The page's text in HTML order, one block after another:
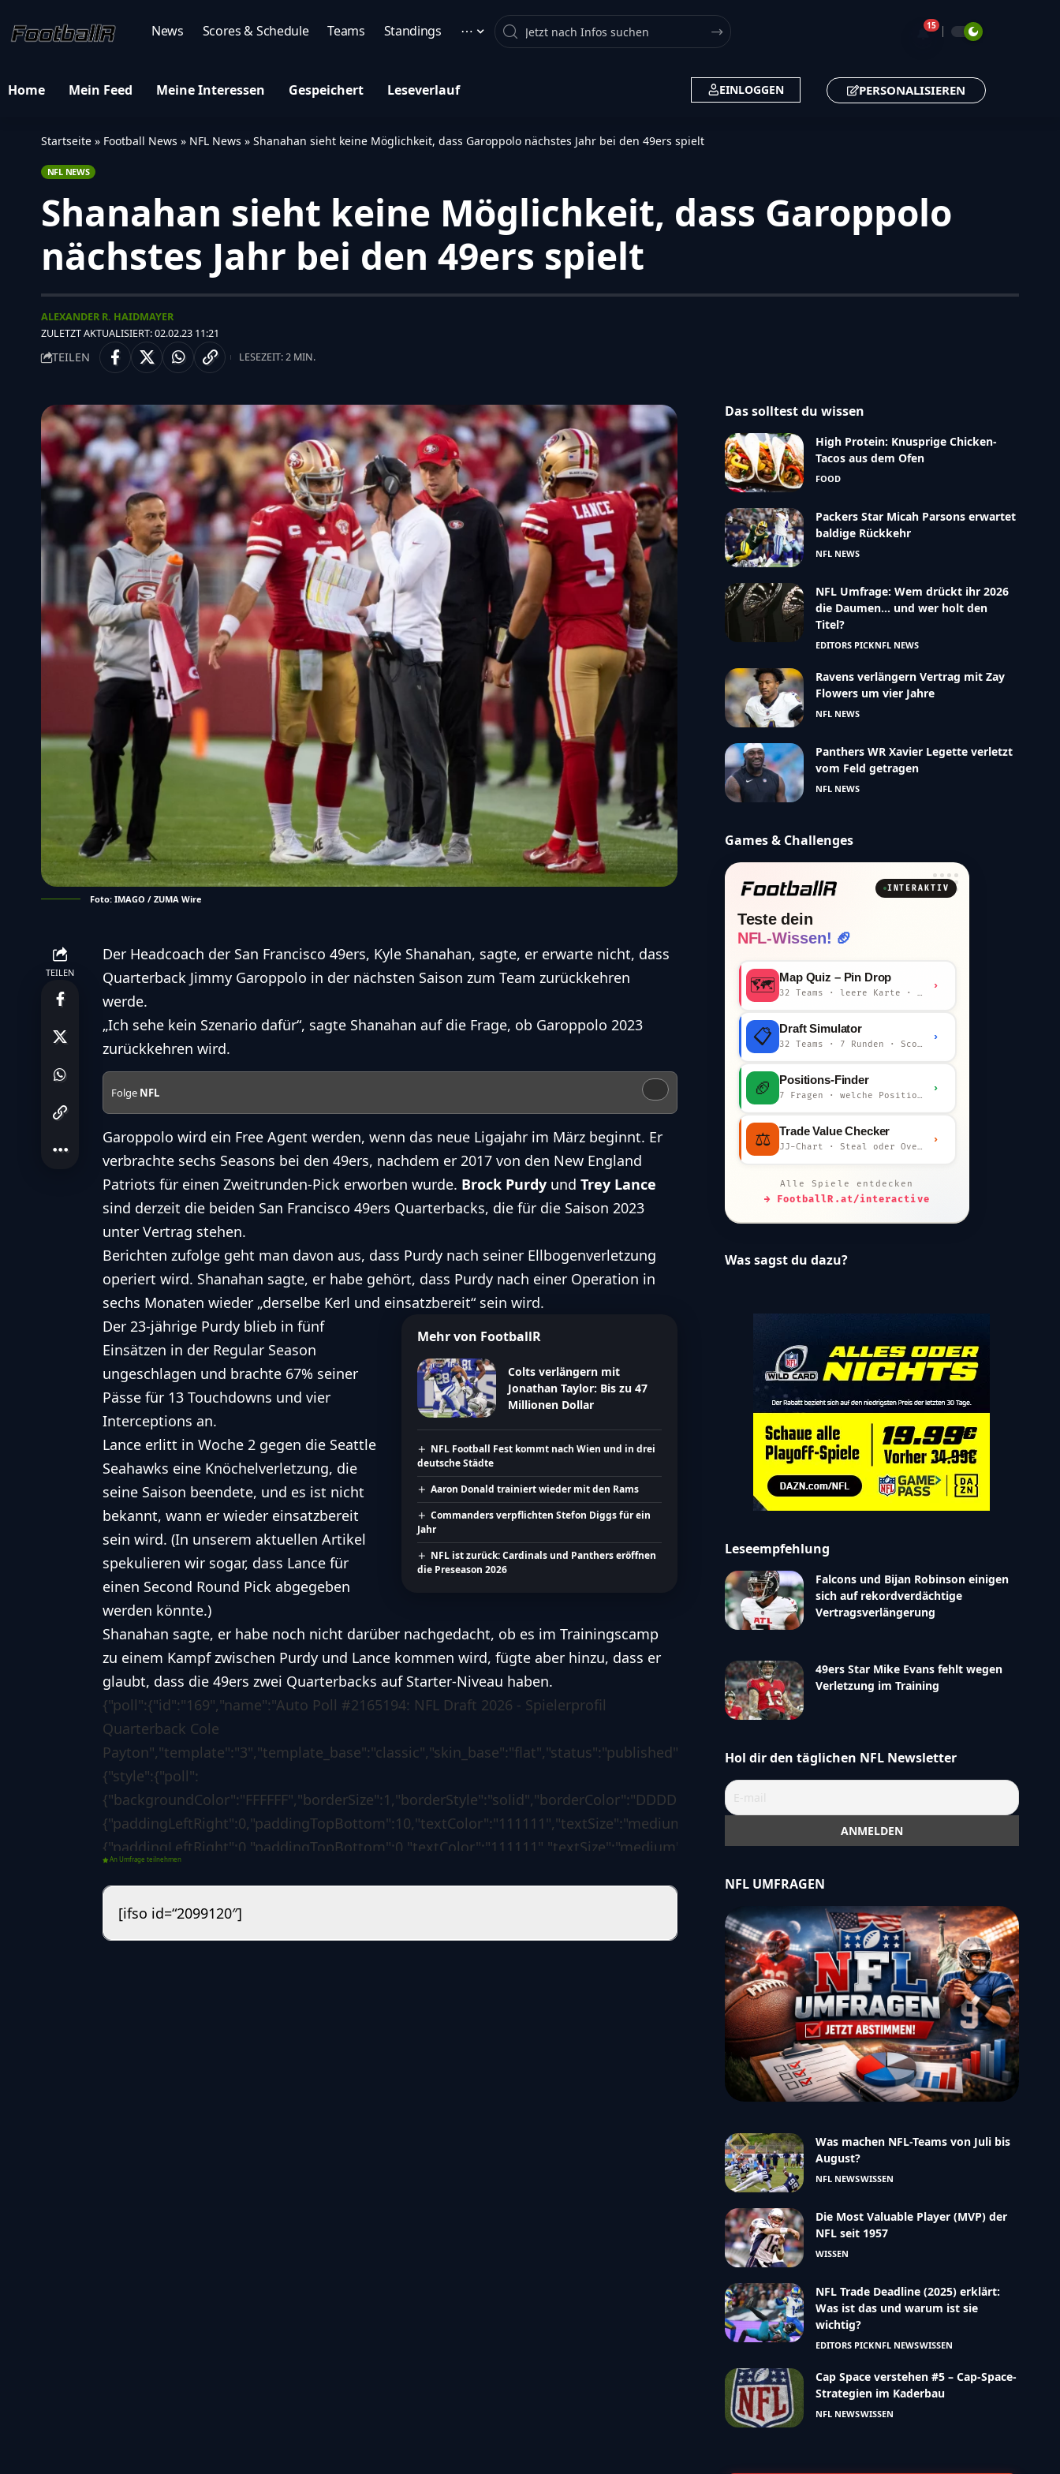
News Scores & Schedule Teams Standings ⋯ Search 🔔15
Home Mein Feed Meine Interessen Gespeichert Leseverlauf EINLOGGEN PERSONALISIEREN
Startseite » Football News » NFL News » Shanahan sieht keine Möglichkeit, dass Garoppolo nächstes Jahr bei den 49ers spielt
NFL NEWS
Shanahan sieht keine Möglichkeit, dass Garoppolo
nächstes Jahr bei den 49ers spielt
ZULETZT AKTUALISIERT: 02.02.23 11:21
ALEXANDER R. HAIDMAYER
TEILEN LESEZEIT: 2 MIN.
Foto: IMAGO / ZUMA Wire
TEILEN
Der Headcoach der San Francisco 49ers, Kyle Shanahan, sagte, er erwarte nicht, dass
Quarterback Jimmy Garoppolo in der nächsten Saison zum Team zurückkehren
werde.
„Ich sehe kein Szenario dafür“, sagte Shanahan auf die Frage, ob Garoppolo 2023
zurückkehren wird.
Folge NFL
Garoppolo wird ein Free Agent werden, wenn das neue Ligajahr im März beginnt. Er
verbrachte sechs Seasons bei den 49ers, nachdem er 2017 von den New England
Patriots für einen Zweitrunden-Pick erworben wurde. Brock Purdy und Trey Lance
sind derzeit die beiden San Francisco 49ers Quarterbacks, die für die Saison 2023
unter Vertrag stehen.
Berichten zufolge geht man davon aus, dass Purdy nach seiner Ellbogenverletzung
operiert wird. Shanahan sagte, er habe gehört, dass Purdy nach einer Operation in
sechs Monaten wieder „derselbe Kerl und einsatzbereit“ sein wird.
Mehr von FootballR
Colts verlängern mit
Jonathan Taylor: Bis zu 47
Millionen Dollar
NFL Football Fest kommt nach Wien und in drei
deutsche Städte
Aaron Donald trainiert wieder mit den Rams
Commanders verpflichten Stefon Diggs für ein
Jahr
NFL ist zurück: Cardinals und Panthers eröffnen
die Preseason 2026
Der 23-jährige Purdy blieb in fünf
Einsätzen in der Regular Season
ungeschlagen und brachte 67% seiner
Pässe für 13 Touchdowns und vier
Interceptions an.
Lance erlitt in Woche 2 gegen die Seattle
Seahawks eine Knöchelverletzung, die
seine Saison beendete, und es ist nicht
bekannt, wann er wieder einsatzbereit
sein wird. (In unserem aktuellen Artikel
spekulieren wir sogar, dass Lance für
einen Second Round Pick abgegeben
werden könnte.)
Shanahan sagte, er habe noch nicht darüber nachgedacht, ob es im Trainingscamp
zu einem Kampf zwischen Purdy und Lance kommen wird, fügte aber hinzu, dass er
glaubt, dass die 49ers zwei Quarterbacks auf Starter-Niveau haben.
{"poll":{"id":"169","name":"Auto Poll #2165194: NFL Draft 2026 - Spielerprofil
Quarterback Cole
Payton","template":"3","template_base":"classic","skin_base":"flat","status":"published","meta_data":
{"style":{"poll":
{"paddingLeftRight":0,"paddingTopBottom":10,"textColor":"111111","textSize":"medium","textWeight":"bold","textAlign":"left"},"answers":
[],"custom":{"css":""}},"options":{"poll":
An Umfrage teilnehmen
[ifso id=“2099120″]
Das solltest du wissen
High Protein: Knusprige Chicken-
Tacos aus dem Ofen
FOOD
Packers Star Micah Parsons erwartet
baldige Rückkehr
NFL NEWS
NFL Umfrage: Wem drückt ihr 2026
die Daumen… und wer holt den
Titel?
EDITORS PICKNFL NEWS
Ravens verlängern Vertrag mit Zay
Flowers um vier Jahre
NFL NEWS
Panthers WR Xavier Legette verletzt
vom Feld getragen
NFL NEWS
Games & Challenges
INTERAKTIV
Teste dein
NFL-Wissen! 🏈
🗺️ Map Quiz – Pin Drop
32 Teams · leere Karte · km-Wertung
›
📋 Draft Simulator
32 Teams · 7 Runden · Scout-Kommentar
›
🏈 Positions-Finder
7 Fragen · welche Position bist du?
›
⚖️ Trade Value Checker
JJ-Chart · Steal oder Overpay?
›
Alle Spiele entdecken
→ FootballR.at/interactive
Was sagst du dazu?
Leseempfehlung
Falcons und Bijan Robinson einigen
sich auf rekordverdächtige
Vertragsverlängerung
49ers Star Mike Evans fehlt wegen
Verletzung im Training
Hol dir den täglichen NFL Newsletter
NFL UMFRAGEN
Was machen NFL-Teams von Juli bis
August?
NFL NEWSWISSEN
Die Most Valuable Player (MVP) der
NFL seit 1957
WISSEN
NFL Trade Deadline (2025) erklärt:
Was ist das und warum ist sie
wichtig?
EDITORS PICKNFL NEWSWISSEN
Cap Space verstehen #5 – Cap-Space-
Strategien im Kaderbau
NFL NEWSWISSEN